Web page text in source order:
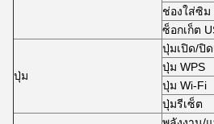
ช่องใส่ซิม
ซ็อกเก็ต
ปุ่ม
ปุ่มเปิด/ปิด
ปุ่ม WPS
ปุ่ม Wi-Fi
ปุ่มรีเซ็ต